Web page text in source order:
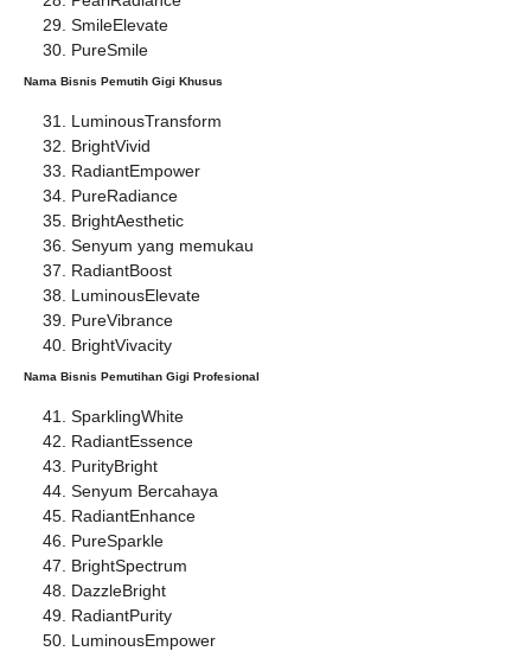
SmileElevate
PureSmile
Nama Bisnis Pemutih Gigi Khusus
LuminousTransform
BrightVivid
RadiantEmpower
PureRadiance
BrightAesthetic
Senyum yang memukau
RadiantBoost
LuminousElevate
PureVibrance
BrightVivacity
Nama Bisnis Pemutihan Gigi Profesional
SparklingWhite
RadiantEssence
PurityBright
Senyum Bercahaya
RadiantEnhance
PureSparkle
BrightSpectrum
DazzleBright
RadiantPurity
LuminousEmpower